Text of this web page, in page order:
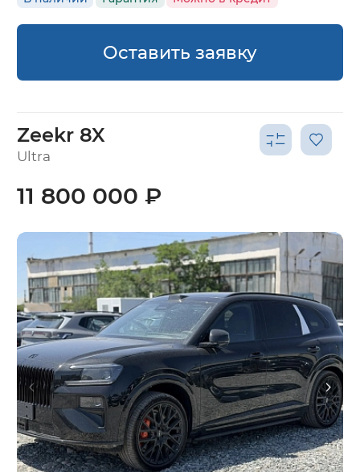
Оставить заявку
Zeekr 8X
Ultra
11 800 000 ₽